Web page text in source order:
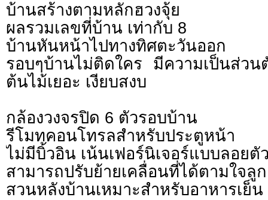
บ้านสร้างตามหลักฮวงจุ้ย
ผลรวมเลขที่บ้าน เท่ากับ 8
บ้านหันหน้าไปทางทิศตะวันออก
รอบๆบ้านไม่ติดใคร มีความเป็นส่ว
ต้นไม้เยอะ เงียบสงบ
กล้องวงจรปิด 6 ตัวรอบบ้าน
รีโมทคอนโทรลสําหรับประตูหน้า
ไม่มีบิ้วอิน เน้นเฟอร์นิเจอร์แบบลอยตั
สามารถปรับย้ายเคลื่อนที่ได้ตามใจลู
สวนหลังบ้านเหมาะสําหรับอาหารเย็